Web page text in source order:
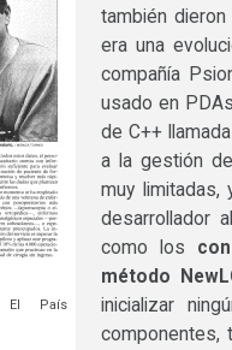
El País
también
era una
compañía
usado en
de C++
a la gestión
muy limitadas,
desarrollador
como los
método
inicializar
componentes,